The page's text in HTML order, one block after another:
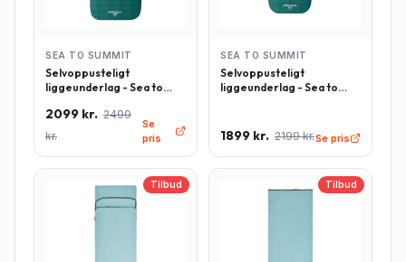
SEA TO SUMMIT
Selvoppusteligt
liggeunderlag - Sea to
Rektangulær - Large -
Grøn
2099 kr. 2499
kr.
Se
pris
SEA TO SUMMIT
Selvoppusteligt
liggeunderlag - Sea to
Grøn
1899 kr. 2199 kr.Se pris
Tilbud Tilbud